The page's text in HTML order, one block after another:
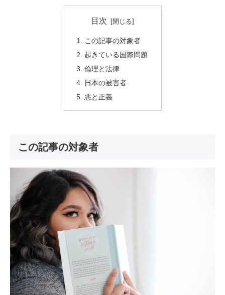
目次
この記事の対象者
起きている国際問題
倫理と法律
日本の被害者
悪と正義
この記事の対象者